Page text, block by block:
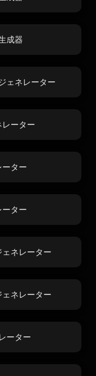
成器
ェネレーター
ーター
ター
ター
ネレーター
ネレーター
ーター